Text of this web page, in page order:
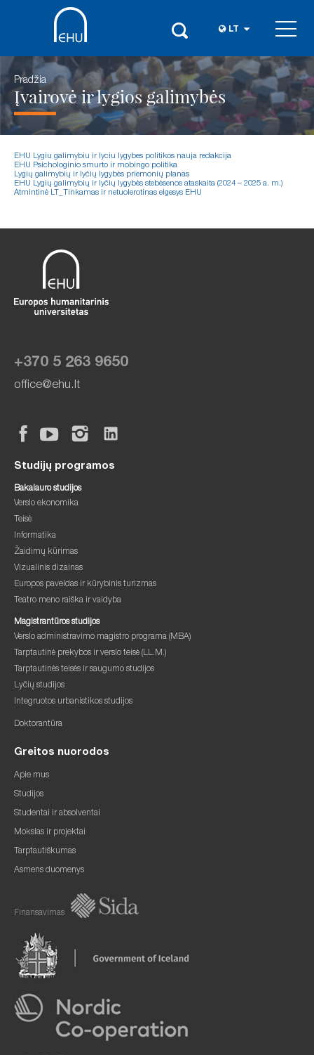
LT
Pradžia
Įvairovė ir lygios galimybės
EHU Lygiu galimybiu ir lyciu lygybes politikos nauja redakcija
EHU Psichologinio smurto ir mobingo politika
Lygių galimybių ir lyčių lygybės priemonių planas
EHU Lygių galimybių ir lyčių lygybės stebėsenos ataskaita (2024 – 2025 a. m.)
Atmintinė LT_Tinkamas ir netuolerotinas elgesys EHU
+370 5 263 9650
office@ehu.lt
Studijų programos
Bakalauro studijos
Verslo ekonomika
Teisė
Informatika
Žaidimų kūrimas
Vizualinis dizainas
Europos paveldas ir kūrybinis turizmas
Teatro meno raiška ir vaidyba
Magistrantūros studijos
Verslo administravimo magistro programa (MBA)
Tarptautinė prekybos ir verslo teisė (LL.M.)
Tarptautinės teisės ir saugumo studijos
Lyčių studijos
Integruotos urbanistikos studijos
Doktorantūra
Greitos nuorodos
Apie mus
Studijos
Studentai ir absolventai
Mokslas ir projektai
Tarptautiškumas
Asmens duomenys
Finansavimas